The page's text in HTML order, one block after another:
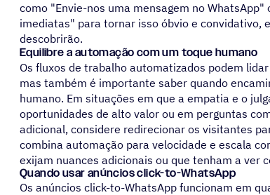
como "Envie-nos uma mensagem no
imediatas" para tornar isso óbvio e convidativo,
descobrirão.
Equilibre a automação com um toque humano
Os fluxos de trabalho automatizados podem
mas também é importante saber quando
humano. Em situações em que a empatia e o
oportunidades de alto valor ou em perguntas
adicional, considere redirecionar os visitantes
combina automação para velocidade e escala
exijam nuances adicionais ou que tenham a ver
Quando usar anúncios click-to-WhatsApp
Os anúncios click-to-WhatsApp funcionam em